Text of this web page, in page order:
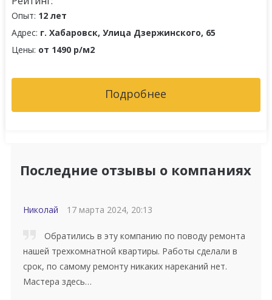
Опыт: 12 лет
Адрес: г. Хабаровск, Улица Дзержинского, 65
Цены: от 1490 р/м2
Подробнее
Последние отзывы о компаниях
Николай 17 марта 2024, 20:13
Обратились в эту компанию по поводу ремонта
нашей трехкомнатной квартиры. Работы сделали в
срок, по самому ремонту никаких нареканий нет.
Мастера здесь…